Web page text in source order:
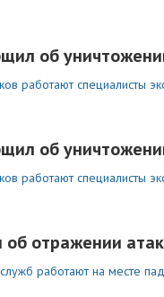
об
работают специалисты
об
работают специалисты
об отражении
работают на месте